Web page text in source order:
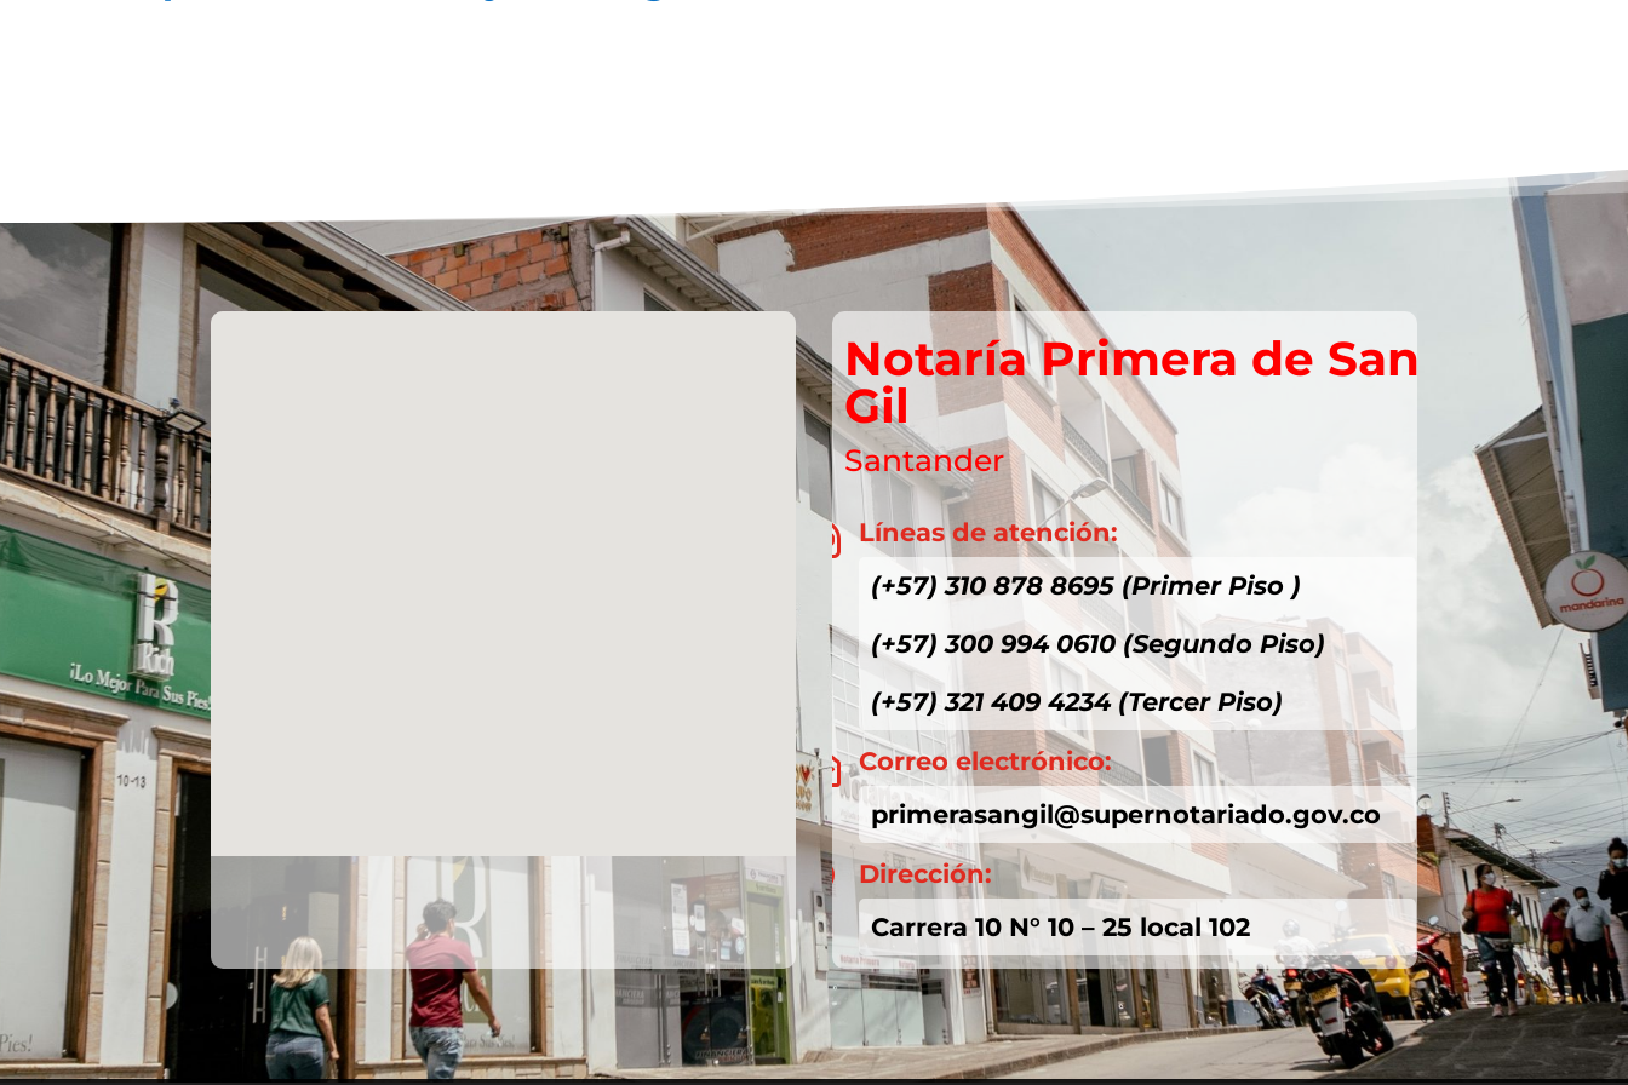
Notaría Primera de San
Gil
Santander
 Líneas de atención:
(+57) 310 878 8695 (Primer Piso )
(+57) 300 994 0610 (Segundo Piso)
(+57) 321 409 4234 (Tercer Piso)
 Correo electrónico:
primerasangil@supernotariado.gov.co

Dirección:
Carrera 10 N° 10 – 25 local 102